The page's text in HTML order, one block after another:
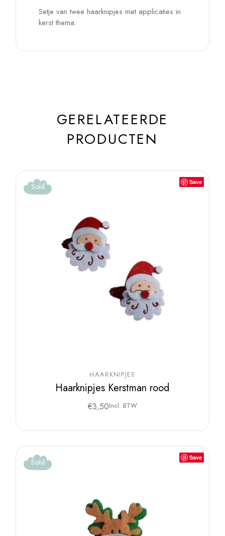
Setje van twee haarknipjes met applicaties in
kerst thema.
GERELATEERDE
PRODUCTEN
Save
Sold
HAARKNIPJES
Haarknipjes Kerstman rood
€3,50Incl. BTW
Save
Sold